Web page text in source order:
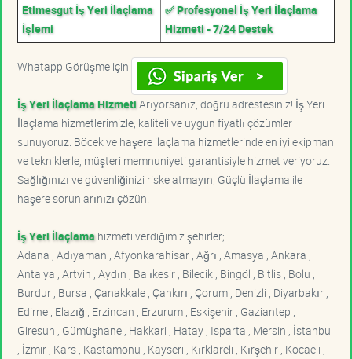
Etimesgut İş Yeri İlaçlama
İşlemi
✅ Profesyonel İş Yeri İlaçlama
Hizmeti - 7/24 Destek
Whatapp Görüşme için
İş Yeri İlaçlama HizmetiArıyorsanız, doğru adrestesiniz! İş Yeri
İlaçlama hizmetlerimizle, kaliteli ve uygun fiyatlı çözümler
sunuyoruz. Böcek ve haşere ilaçlama hizmetlerinde en iyi ekipman
ve tekniklerle, müşteri memnuniyeti garantisiyle hizmet veriyoruz.
Sağlığınızı ve güvenliğinizi riske atmayın, Güçlü İlaçlama ile
haşere sorunlarınızı çözün!
İş Yeri İlaçlama hizmeti verdiğimiz şehirler;
Adana , Adıyaman , Afyonkarahisar , Ağrı , Amasya , Ankara ,
Antalya , Artvin , Aydın , Balıkesir , Bilecik , Bingöl , Bitlis , Bolu ,
Burdur , Bursa , Çanakkale , Çankırı , Çorum , Denizli , Diyarbakır ,
Edirne , Elazığ , Erzincan , Erzurum , Eskişehir , Gaziantep ,
Giresun , Gümüşhane , Hakkari , Hatay , Isparta , Mersin , İstanbul
, İzmir , Kars , Kastamonu , Kayseri , Kırklareli , Kırşehir , Kocaeli ,